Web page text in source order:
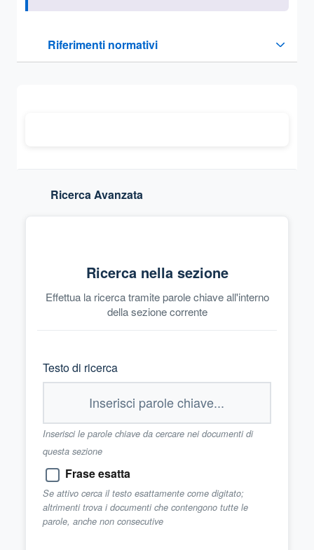
Riferimenti normativi
Sezione compressa
Ricerca Avanzata
Ricerca nella sezione
Effettua la ricerca tramite parole chiave all'interno
della sezione corrente
Testo di ricerca
Inserisci le parole chiave da cercare nei documenti di
questa sezione
Frase esatta
Se attivo cerca il testo esattamente come digitato;
altrimenti trova i documenti che contengono tutte le
parole, anche non consecutive